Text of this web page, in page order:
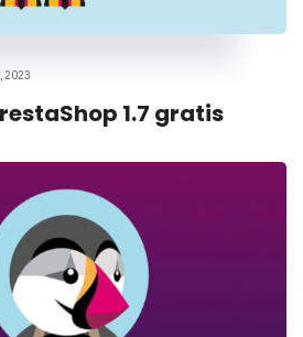
2023
1.7 gratis